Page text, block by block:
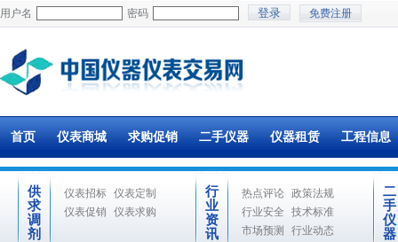
用户名 密码 免费注册
首页 仪表商城 求购促销 二手仪器 仪器租赁 工程信息
供
求
调
剂
仪表招标 仪表定制
仪表促销
仪表求购
行
业
资
讯
热点评论 政策法规
行业安全
技术标准
市场预测
行业动态
二
手
仪
器